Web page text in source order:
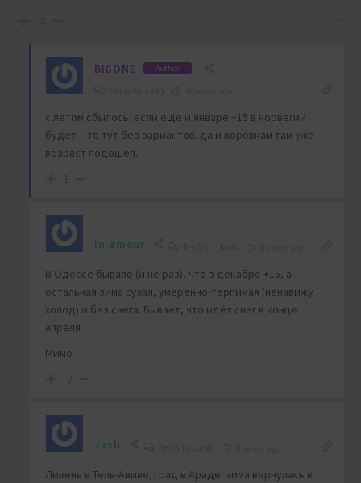
BIGONE Author
Jash
с летом сбылось. если еще и январе +15 в норвегии
будет – то тут без вариантов. да и коровкам там уже
возраст подошел.
1
in.amour Jash
В Одессе бывало (и не раз), что в декабре +15, а
остальная зима сухая, умеренно-терпимая (ненавижу
холод) и без снега. Бывает, что идёт снег в конце
апреля.
Мимо
-2
Jash Jash
Ливень в Тель-Авиве, град в Араде: зима вернулась в